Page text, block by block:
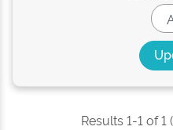
Results 1-1 of